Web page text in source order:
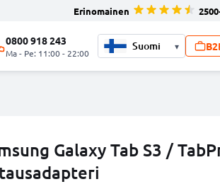
Erinomainen
0800 918 243
Ma - Pe: 11:00 - 22:00
▾
Galaxy Tab S3 /